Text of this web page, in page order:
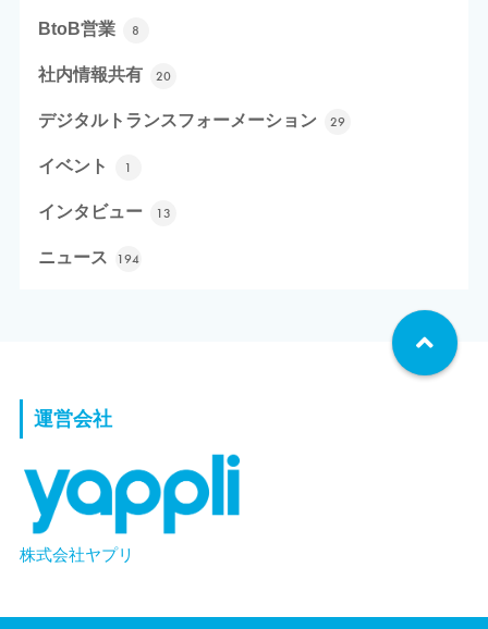
BtoB営業 8
社内情報共有 20
デジタルトランスフォーメーション 29
イベント 1
インタビュー 13
ニュース 194
運営会社
株式会社ヤプリ